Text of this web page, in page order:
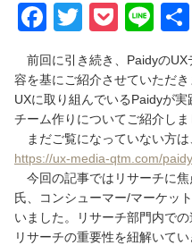
F
c
e
b
o
o
k
T
wi
tt
er
P
ck
et
Li
e
前回に引き続き、Paidyの
容を基にご紹介させていただ
UXに取り組んでいるPaidyが
チーム作りについてご紹介しま
まだご覧になっていない方
https://ux-media-qtm.com/
今回の記事ではリサーチに
氏、コンシューマー/マーケッ
いました。リサーチ部門内で
リサーチの重要性を紐解いてい